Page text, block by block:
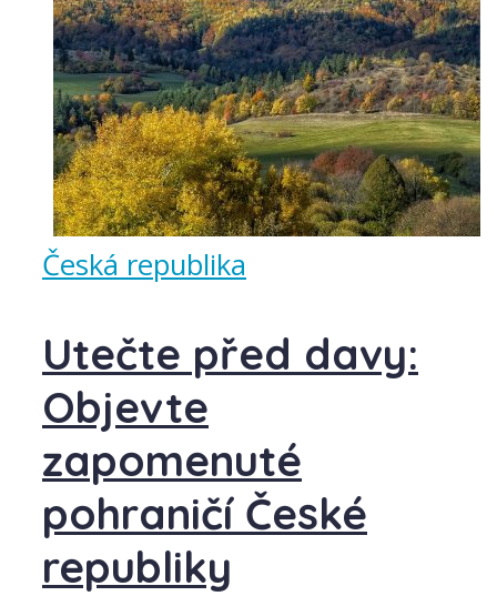
Česká republika
Utečte před davy:
Objevte
zapomenuté
pohraničí České
republiky